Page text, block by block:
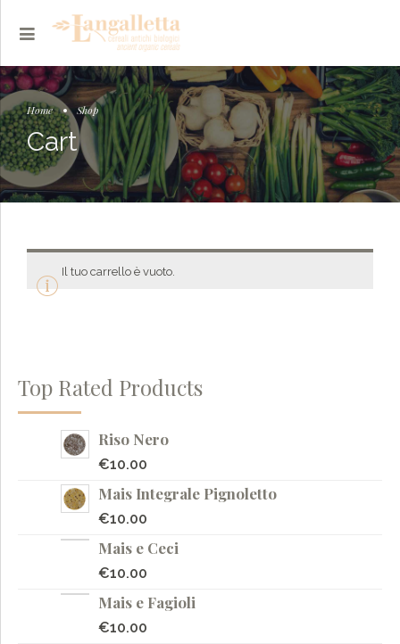
Home Shop
Cart
Il tuo carrello è vuoto.
Top Rated Products
Riso Nero
€10.00
Mais Integrale Pignoletto
€10.00
Mais e Ceci
€10.00
Mais e Fagioli
€10.00